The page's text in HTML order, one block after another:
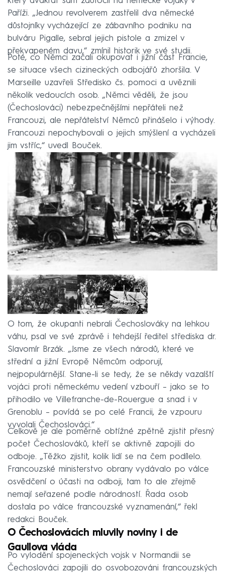
Paříži. „Jednou revolverem zastřelil dva německé
důstojníky vycházející ze zábavního podniku na
bulváru Pigalle, sebral jejich pistole a zmizel v
překvapeném davu,“ zmínil historik ve své studii.
Poté, co Němci začali okupovat i jižní část Francie,
se situace všech cizineckých odbojářů zhoršila. V
Marseille uzavřeli Středisko čs. pomoci a uvěznili
několik vedoucích osob. „Němci věděli, že jsou
(Čechoslováci) nebezpečnějšími nepřáteli než
Francouzi, ale nepřátelství Němců přinášelo i výhody.
Francouzi nepochybovali o jejich smýšlení a vycházeli
jim vstříc,“ uvedl Bouček.
O tom, že okupanti nebrali Čechoslováky na lehkou
váhu, psal ve své zprávě i tehdejší ředitel střediska dr.
Slavomír Brzák. „Jsme ze všech národů, které ve
střední a jižní Evropě Němcům odporují,
nejpopulárnější. Stane-li se tedy, že se někdy vazalští
vojáci proti německému vedení vzbouří – jako se to
přihodilo ve Villefranche-de-Rouergue a snad i v
Grenoblu – povídá se po celé Francii, že vzpouru
vyvolali Čechoslováci.“
Celkově je ale poměrně obtížné zpětně zjistit přesný
počet Čechoslováků, kteří se aktivně zapojili do
odboje. „Těžko zjistit, kolik lidí se na čem podílelo.
Francouzské ministerstvo obrany vydávalo po válce
osvědčení o účasti na odboji, tam to ale zřejmě
nemají seřazené podle národností. Řada osob
dostala po válce francouzské vyznamenání,“ řekl
redakci Bouček.
O Čechoslovácích mluvily noviny i de
Gaullova vláda
Po vylodění spojeneckých vojsk v Normandii se
Čechoslováci zapojili do osvobozováni francouzských